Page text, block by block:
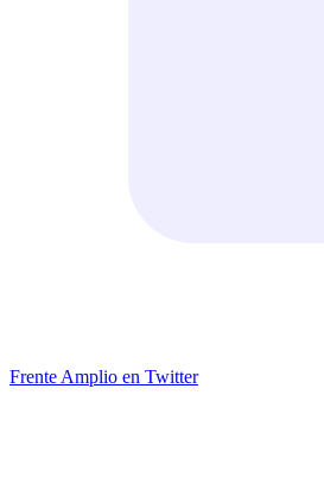
Frente Amplio en Twitter